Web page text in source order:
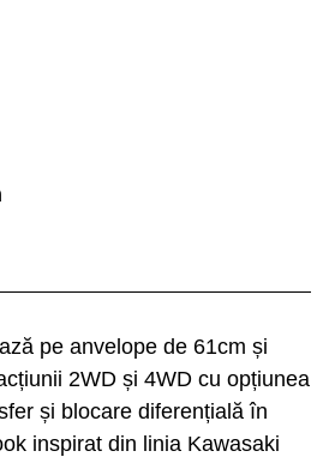
pe anvelope de 61cm și
2WD și 4WD cu opțiunea
și blocare diferențială în
inspirat din linia Kawasaki